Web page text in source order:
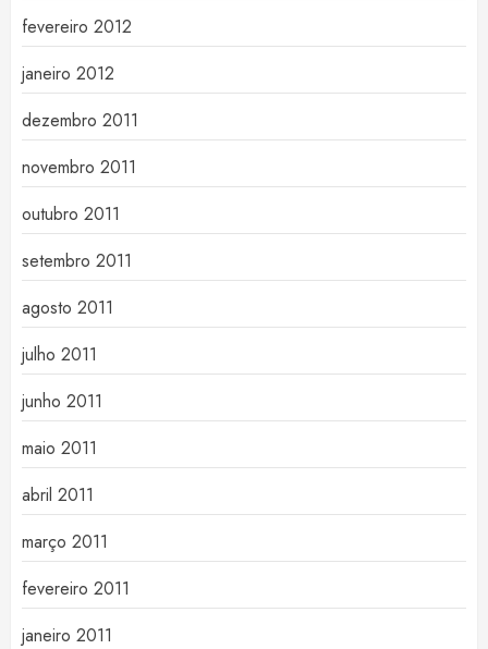
fevereiro 2012
janeiro 2012
dezembro 2011
novembro 2011
outubro 2011
setembro 2011
agosto 2011
julho 2011
junho 2011
maio 2011
abril 2011
março 2011
fevereiro 2011
janeiro 2011